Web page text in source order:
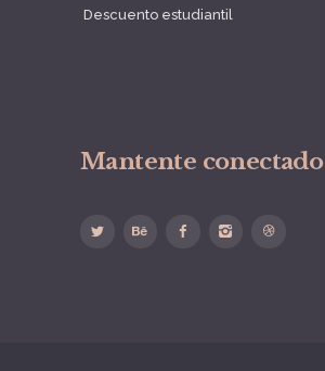
Descuento estudiantil
Mantente conectado